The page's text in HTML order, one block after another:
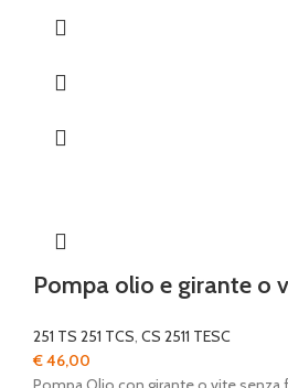
Pompa olio e girante o
251 TS 251 TCS, CS 2511 TESC
€46,00